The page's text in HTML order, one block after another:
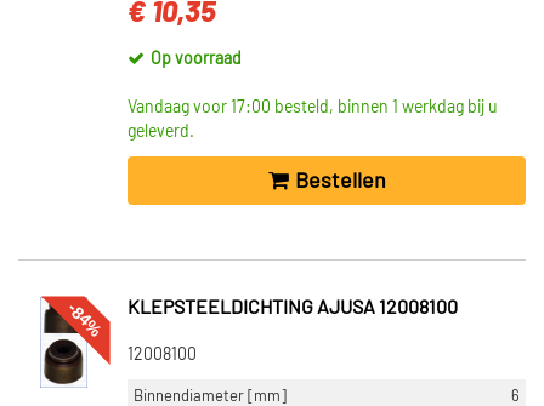
€ 10,35
Op voorraad
Vandaag voor 17:00 besteld, binnen 1 werkdag bij u
geleverd.
Bestellen
-84% KLEPSTEELDICHTING AJUSA 12008100
12008100
Binnendiameter [mm]
6